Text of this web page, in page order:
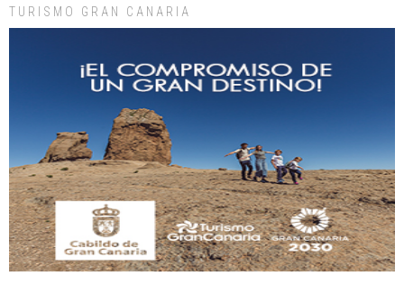
Gato manso encontrado
Este gato macho ha aparecido en la calle hace menos de un mes, es muy
manso y extremadamente cari...
Leales.org » Gran Canaria | 9.7.2025
TURISMO GRAN CANARIA